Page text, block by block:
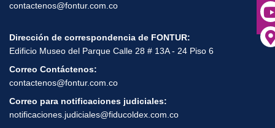
contactenos@fontur.com.co
Dirección de correspondencia de FONTUR:
Edificio Museo del Parque Calle 28 # 13A - 24 Piso 6
Correo Contáctenos:
contactenos@fontur.com.co
Correo para notificaciones judiciales:
notificaciones.judiciales@fiducoldex.com.co